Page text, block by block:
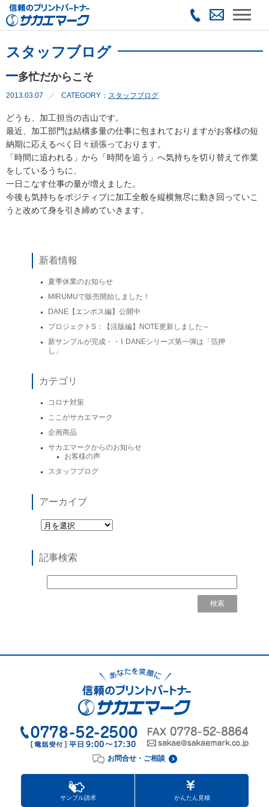
スタッフブログ
多忙だからこそ
2013.03.07 CATEGORY： スタッフブログ
どうも、加工担当の吉山です。
最近、加工部門は結構多量の仕事に包まれておりますがお客様の短
納期に応えるべく日々頑張っております。
「時間に追われる」から「時間を追う」へ気持ちを切り替えて作業
をしているうちに、
一日こなす仕事の量が増えました。
今後も気持ちをポジティブに加工全般を縦横無尽に動き回っていこ
うと改めて身を引き締めていきます。
新着情報
夏季休業のお知らせ
MIRUMUで販売開始しました！
DANE【エンボス編】公開中
プロジェクトS：【活版編】NOTE更新しました～
新サンプルが完成・・⌇ DANEシリーズ第一弾は「箔押
し」
カテゴリ
コロナ対策
ここがサカエマーク
企画商品
サカエマークからのお知らせ
お客様の声
スタッフブログ
アーカイブ
記事検索
お問合せ・ご相談
サンプル請求 かんたん見積